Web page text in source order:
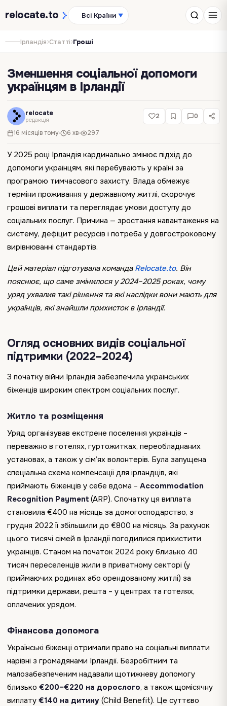
relocate.to Всі Країни ▼
Ірландія›Статті›Гроші
Зменшення соціальної допомоги
українцям в Ірландії
relocate
редакція
16 місяців тому 6 хв 297
2 0
У 2025 році Ірландія кардинально змінює підхід до
допомоги українцям, які перебувають у країні за
програмою тимчасового захисту. Влада обмежує
терміни проживання у державному житлі, скорочує
грошові виплати та переглядає умови доступу до
соціальних послуг. Причина — зростання навантаження на
систему, дефіцит ресурсів і потреба у довгостроковому
вирівнюванні стандартів.
Цей матеріал підготувала команда Relocate.to. Він
пояснює, що саме змінилося у 2024–2025 роках, чому
уряд ухвалив такі рішення та які наслідки вони мають для
українців, які знайшли прихисток в Ірландії.
Огляд основних видів соціальної
підтримки (2022–2024)
З початку війни Ірландія забезпечила українських
біженців широким спектром соціальних послуг.
Житло та розміщення
Уряд організував екстрене поселення українців –
переважно в готелях, гуртожитках, переобладнаних
установах, а також у сім’ях волонтерів. Була запущена
спеціальна схема компенсації для ірландців, які
приймають біженців у себе вдома – Accommodation
Recognition Payment(ARP). Спочатку ця виплата
становила €400 на місяць за домогосподарство, з
грудня 2022 її збільшили до €800 на місяць. За рахунок
цього тисячі сімей в Ірландії погодилися прихистити
українців. Станом на початок 2024 року близько 40
тисяч переселенців жили в приватному секторі (у
приймаючих родинах або орендованому житлі) за
підтримки держави, решта – у центрах та готелях,
оплачених урядом.
Фінансова допомога
Українські біженці отримали право на соціальні виплати
нарівні з громадянами Ірландії. Безробітним та
малозабезпеченим надавали щотижневу допомогу
близько €200–€220 на дорослого, а також щомісячну
виплату €140 на дитину (Child Benefit). Це суттєво